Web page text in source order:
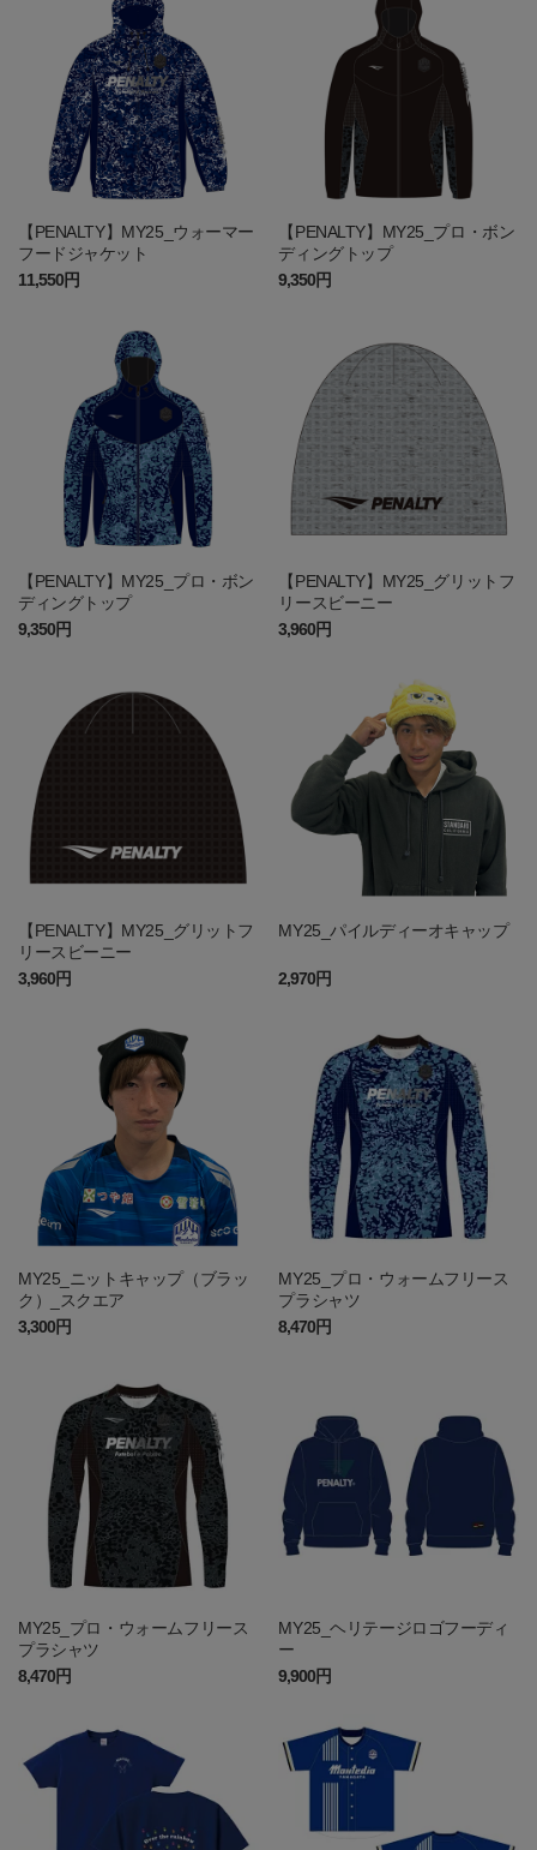
【PENALTY】MY25_ウォーマー
フードジャケット
11,550円
【PENALTY】MY25_プロ・ボン
ディングトップ
9,350円
【PENALTY】MY25_プロ・ボン
ディングトップ
9,350円
【PENALTY】MY25_グリットフ
リースビーニー
3,960円
【PENALTY】MY25_グリットフ
リースビーニー
3,960円
MY25_パイルディーオキャップ
2,970円
MY25_ニットキャップ（ブラッ
ク）_スクエア
3,300円
MY25_プロ・ウォームフリース
プラシャツ
8,470円
MY25_プロ・ウォームフリース
プラシャツ
8,470円
MY25_ヘリテージロゴフーディ
ー
9,900円